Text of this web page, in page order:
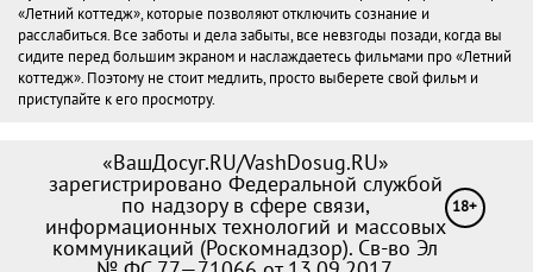
«Летний коттедж», которые позволяют отключить сознание и
расслабиться. Все заботы и дела забыты, все невзгоды позади, когда вы
сидите перед большим экраном и наслаждаетесь фильмами про «Летний
коттедж». Поэтому не стоит медлить, просто выберете свой фильм и
приступайте к его просмотру.
«ВашДосуг.RU/VashDosug.RU»
зарегистрировано Федеральной службой
по надзору в сфере связи,
информационных технологий и массовых
коммуникаций (Роскомнадзор). Св-во Эл
18+